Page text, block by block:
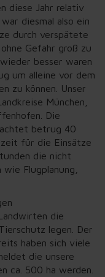
diese Jahr relativ
diesmal also ein
durch verspätete
Gefahr groß zu
besser waren
um alleine vor dem
zu können. Unser
München,
Die
betrug 40
für die Einsätze
die nicht
Flugplanung,
die
legen. Der
haben sich viele
die unsere
ca. 500 ha werden.